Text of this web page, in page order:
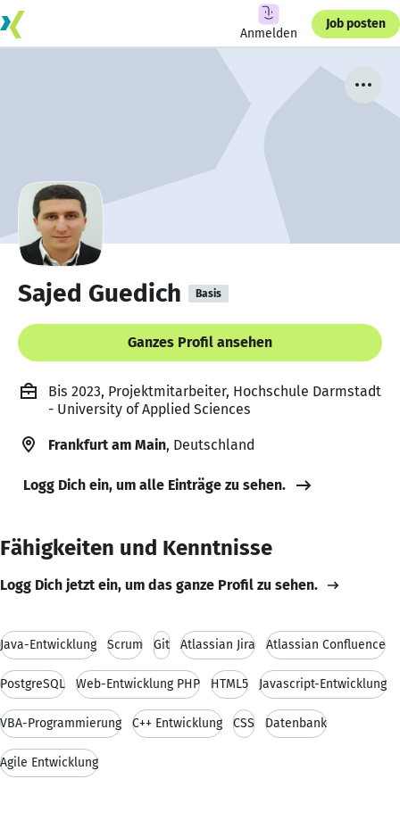
Anmelden
Job posten
Sajed Guedich Basis
Ganzes Profil ansehen
Bis 2023, Projektmitarbeiter, Hochschule Darmstadt
- University of Applied Sciences
Frankfurt am Main, Deutschland
Logg Dich ein, um alle Einträge zu sehen.
Fähigkeiten und Kenntnisse
Logg Dich jetzt ein, um das ganze Profil zu sehen.
Java-Entwicklung Scrum Git Atlassian Jira Atlassian Confluence
PostgreSQL Web-Entwicklung PHP HTML5 Javascript-Entwicklung
VBA-Programmierung C++ Entwicklung CSS Datenbank
Agile Entwicklung